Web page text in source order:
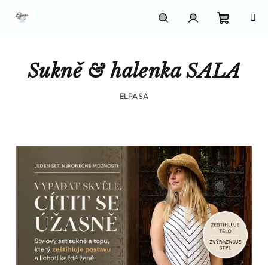
košík
Sukně & halenka SALA
ELPASA